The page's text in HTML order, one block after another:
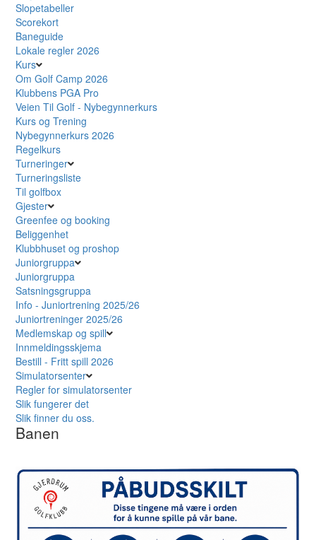
Slopetabeller
Scorekort
Baneguide
Lokale regler 2026
Kurs
Om Golf Camp 2026
Klubbens PGA Pro
Veien Til Golf - Nybegynnerkurs
Kurs og Trening
Nybegynnerkurs 2026
Regelkurs
Turneringer
Turneringsliste
Til golfbox
Gjester
Greenfee og booking
Beliggenhet
Klubbhuset og proshop
Juniorgruppa
Juniorgruppa
Satsningsgruppa
Info - Juniortrening 2025/26
Juniortreninger 2025/26
Medlemskap og spill
Innmeldingsskjema
Bestill - Fritt spill 2026
Simulatorsenter
Regler for simulatorsenter
Slik fungerer det
Slik finner du oss.
Banen